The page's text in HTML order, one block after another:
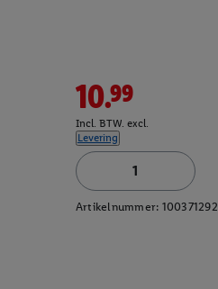
10.99
Incl. BTW. excl.
Levering
Artikelnummer: 100371292